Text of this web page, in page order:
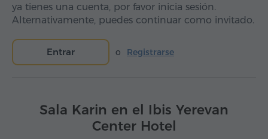
ya tienes una cuenta, por favor inicia sesión.
Alternativamente, puedes continuar como invitado.
Entrar o Registrarse
Sala Karin en el Ibis Yerevan
Center Hotel